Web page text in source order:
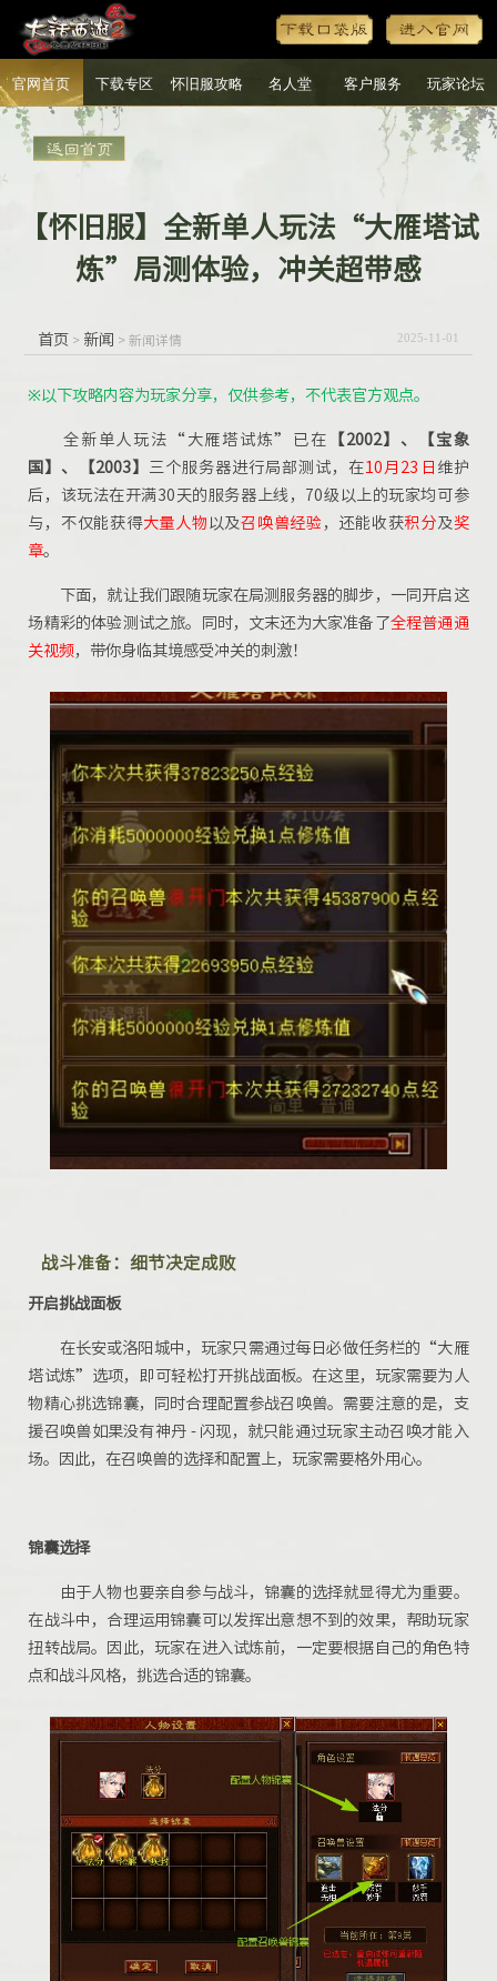
官网首页 下载专区 怀旧服攻略 名人堂 客户服务 玩家论坛
【怀旧服】全新单人玩法“大雁塔试
炼”局测体验，冲关超带感
首页 > 新闻 > 新闻详情 2025-11-01
※以下攻略内容为玩家分享，仅供参考，不代表官方观点。
全新单人玩法“大雁塔试炼” 已在 【2002】、【宝象
国】、【2003】 三个服务器进行局部测试，在10月23日维护
后，该玩法在开满30天的服务器上线，70级以上的玩家均可参
与，不仅能获得大量人物以及召唤兽经验，还能收获积分及奖
章。
下面， 就让我们跟随玩家在局测服务器的脚步，一同开启这
场精彩的体验测试之旅。同时，文末还为大家准备了全程普通通
关视频，带你身临其境感受冲关的刺激！
战斗准备：细节决定成败
开启挑战面板
在长安或洛阳城中，玩家只需通过每日必做任务栏的“大雁
塔试炼”选项，即可轻松打开挑战面板。在这里，玩家需要为人
物精心挑选锦囊，同时合理配置参战召唤兽。需要注意的是，支
援召唤兽如果没有神丹 - 闪现，就只能通过玩家主动召唤才能入
场。因此，在召唤兽的选择和配置上，玩家需要格外用心。
锦囊选择
由于人物也要亲自参与战斗，锦囊的选择就显得尤为重要。
在战斗中，合理运用锦囊可以发挥出意想不到的效果，帮助玩家
扭转战局。因此，玩家在进入试炼前，一定要根据自己的角色特
点和战斗风格，挑选合适的锦囊。